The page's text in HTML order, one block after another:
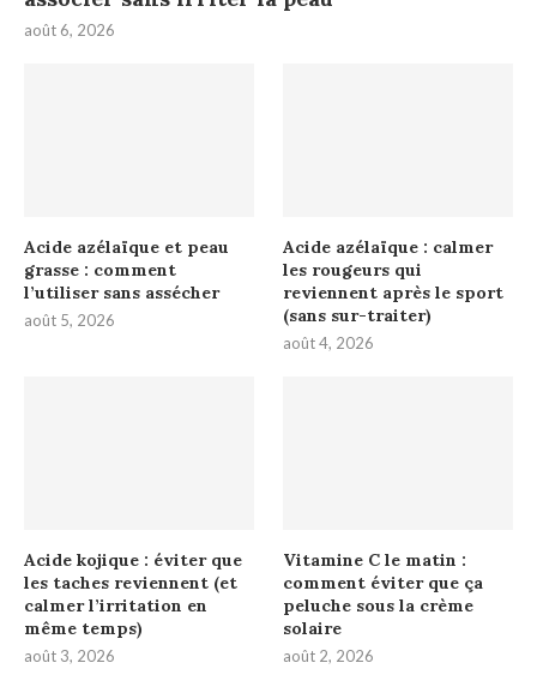
août 6, 2026
Acide azélaïque et peau
grasse : comment
l’utiliser sans assécher
août 5, 2026
Acide azélaïque : calmer
les rougeurs qui
reviennent après le sport
(sans sur-traiter)
août 4, 2026
Acide kojique : éviter que
les taches reviennent (et
calmer l’irritation en
même temps)
août 3, 2026
Vitamine C le matin :
comment éviter que ça
peluche sous la crème
solaire
août 2, 2026